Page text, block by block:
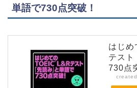
単語で730点突破！
はじ
テスト
730点